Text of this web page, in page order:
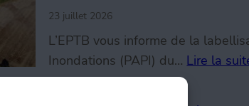
23 juillet 2026
L’EPTB vous informe de la
Inondations (PAPI) du… Lire la